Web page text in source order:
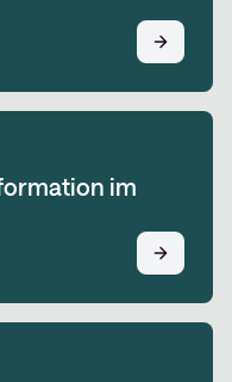
im